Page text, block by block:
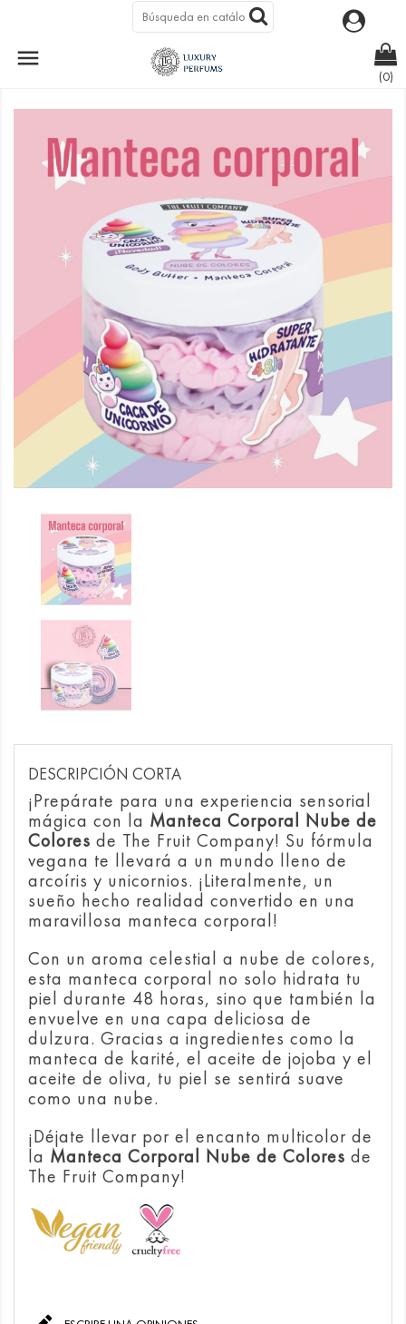

(0)
MANTECA CORPORAL NUBES DE COLORES
DESCRIPCIÓN CORTA
¡Prepárate para una experiencia sensorial
mágica con la Manteca Corporal Nube de
Colores de The Fruit Company! Su fórmula
vegana te llevará a un mundo lleno de
arcoíris y unicornios. ¡Literalmente, un
sueño hecho realidad convertido en una
maravillosa manteca corporal!
Con un aroma celestial a nube de colores,
esta manteca corporal no solo hidrata tu
piel durante 48 horas, sino que también la
envuelve en una capa deliciosa de
dulzura. Gracias a ingredientes como la
manteca de karité, el aceite de jojoba y el
aceite de oliva, tu piel se sentirá suave
como una nube.
¡Déjate llevar por el encanto multicolor de
la Manteca Corporal Nube de Colores de
The Fruit Company!